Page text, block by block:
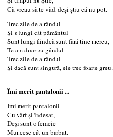
Că vreau să te văd, deşi ştiu că nu pot.
Trec zile de-a rândul
Şi-s lungi cât pământul
Sunt lungi fiindcă sunt fără tine mereu,
Te am doar cu gândul
Trec zile de-a rândul
Şi dacă sunt singură, ele trec foarte greu.
Îmi merit pantalonii ...
Îmi merit pantalonii
Cu vârf și îndesat,
Deși sunt o femeie
Muncesc cât un barbat.